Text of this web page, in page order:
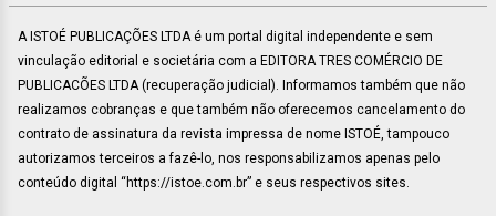
A ISTOÉ PUBLICAÇÕES LTDA é um portal digital independente e sem
vinculação editorial e societária com a EDITORA TRES COMÉRCIO DE
PUBLICACÕES LTDA (recuperação judicial). Informamos também que não
realizamos cobranças e que também não oferecemos cancelamento do
contrato de assinatura da revista impressa de nome ISTOÉ, tampouco
autorizamos terceiros a fazê-lo, nos responsabilizamos apenas pelo
conteúdo digital “https://istoe.com.br” e seus respectivos sites.